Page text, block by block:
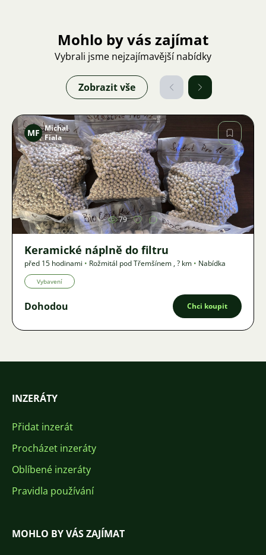
Mohlo by vás zajímat
Vybrali jsme nejzajímavější nabídky
Zobrazit vše
Obrázek
MF Michal
Fiala
79
Keramické náplně do filtru
před 15 hodinami • Rožmitál pod Třemšínem ,? km • Nabídka
Vybavení
Dohodou Chci koupit
INZERÁTY
Přidat inzerát
Procházet inzeráty
Oblíbené inzeráty
Pravidla používání
MOHLO BY VÁS ZAJÍMAT